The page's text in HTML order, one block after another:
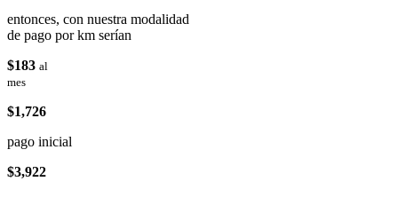
entonces, con nuestra modalidad
de pago por km serían
$183 al
mes
$1,726
pago inicial
$3,922